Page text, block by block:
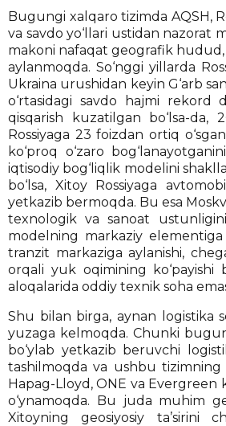
Bugungi xalqaro tizimda AQSH,
va savdo yo‘llari ustidan nazorat
makoni nafaqat geografik
aylanmoqda. So‘nggi yillarda
Ukraina urushidan keyin G‘arb
o‘rtasidagi savdo hajmi rekord
qisqarish kuzatilgan bo‘lsa-da,
Rossiyaga 23 foizdan ortiq
ko‘proq o‘zaro
iqtisodiy bog‘liqlik modelini
bo‘lsa, Xitoy Rossiyaga
yetkazib bermoqda. Bu esa
texnologik va sanoat
modelning markaziy
tranzit markaziga aylanishi,
orqali yuk oqimining ko‘payishi
aloqalarida oddiy texnik soha
Shu bilan birga, aynan logistika
yuzaga kelmoqda. Chunki
bo‘ylab yetkazib beruvchi
tashilmoqda va ushbu tizimning
Hapag-Lloyd, ONE va
o‘ynamoqda. Bu juda muhim
Xitoyning geosiyosiy ta’sirini